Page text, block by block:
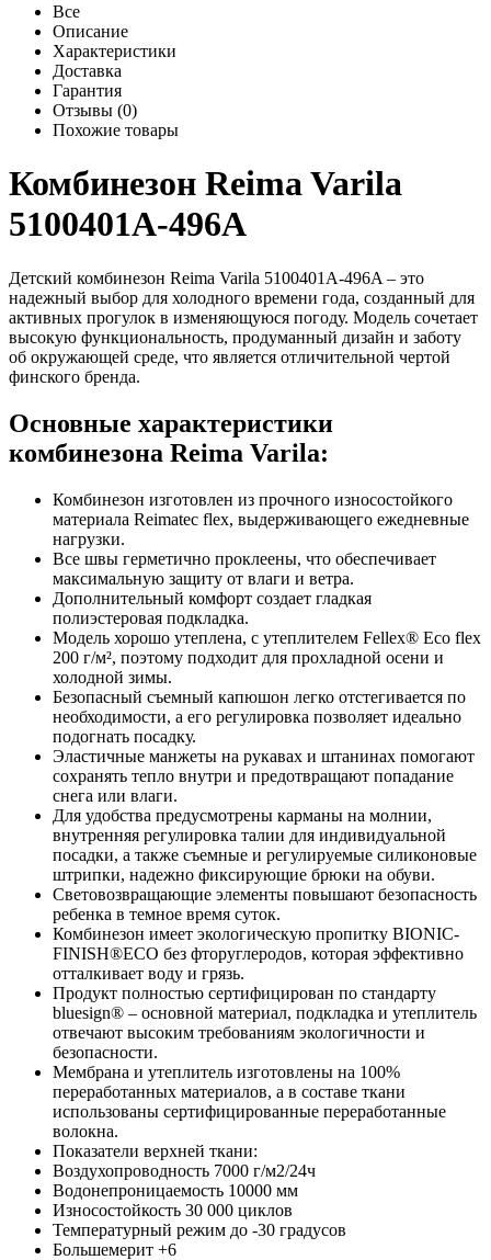
Все
Описание
Характеристики
Доставка
Гарантия
Отзывы (0)
Похожие товары
Комбинезон Reima Varila
5100401A-496A
Детский комбинезон Reima Varila 5100401A-496A – это
надежный выбор для холодного времени года, созданный для
активных прогулок в изменяющуюся погоду. Модель сочетает
высокую функциональность, продуманный дизайн и заботу
об окружающей среде, что является отличительной чертой
финского бренда.
Основные характеристики
комбинезона Reima Varila:
Комбинезон изготовлен из прочного износостойкого
материала Reimatec flex, выдерживающего ежедневные
нагрузки.
Все швы герметично проклеены, что обеспечивает
максимальную защиту от влаги и ветра.
Дополнительный комфорт создает гладкая
полиэстеровая подкладка.
Модель хорошо утеплена, с утеплителем Fellex® Eco flex
200 г/м², поэтому подходит для прохладной осени и
холодной зимы.
Безопасный съемный капюшон легко отстегивается по
необходимости, а его регулировка позволяет идеально
подогнать посадку.
Эластичные манжеты на рукавах и штанинах помогают
сохранять тепло внутри и предотвращают попадание
снега или влаги.
Для удобства предусмотрены карманы на молнии,
внутренняя регулировка талии для индивидуальной
посадки, а также съемные и регулируемые силиконовые
штрипки, надежно фиксирующие брюки на обуви.
Световозвращающие элементы повышают безопасность
ребенка в темное время суток.
Комбинезон имеет экологическую пропитку BIONIC-
FINISH®ECO без фторуглеродов, которая эффективно
отталкивает воду и грязь.
Продукт полностью сертифицирован по стандарту
bluesign® – основной материал, подкладка и утеплитель
отвечают высоким требованиям экологичности и
безопасности.
Мембрана и утеплитель изготовлены на 100%
переработанных материалов, а в составе ткани
использованы сертифицированные переработанные
волокна.
Показатели верхней ткани:
Воздухопроводность 7000 г/м2/24ч
Водонепроницаемость 10000 мм
Износостойкость 30 000 циклов
Температурный режим до -30 градусов
Большемерит +6